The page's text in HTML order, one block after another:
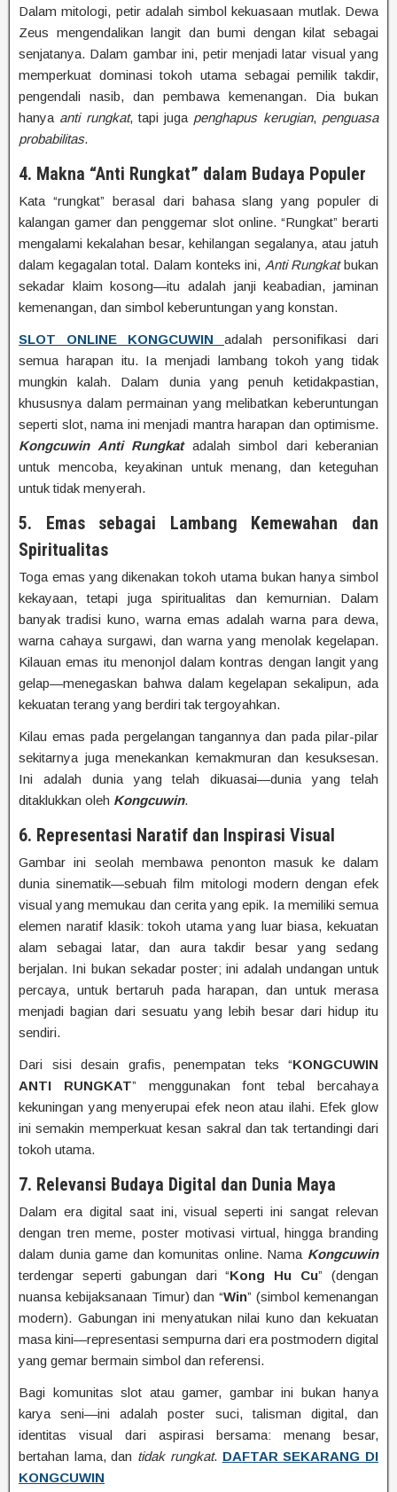
Dalam mitologi, petir adalah simbol kekuasaan mutlak. Dewa
Zeus mengendalikan langit dan bumi dengan kilat sebagai
senjatanya. Dalam gambar ini, petir menjadi latar visual yang
memperkuat dominasi tokoh utama sebagai pemilik takdir,
pengendali nasib, dan pembawa kemenangan. Dia bukan
hanya anti rungkat, tapi juga penghapus kerugian, penguasa
probabilitas.
4. Makna “Anti Rungkat” dalam Budaya Populer
Kata “rungkat” berasal dari bahasa slang yang populer di
kalangan gamer dan penggemar slot online. “Rungkat” berarti
mengalami kekalahan besar, kehilangan segalanya, atau jatuh
dalam kegagalan total. Dalam konteks ini, Anti Rungkatbukan
sekadar klaim kosong—itu adalah janji keabadian, jaminan
kemenangan, dan simbol keberuntungan yang konstan.
SLOT ONLINE KONGCUWIN adalah personifikasi dari
semua harapan itu. Ia menjadi lambang tokoh yang tidak
mungkin kalah. Dalam dunia yang penuh ketidakpastian,
khususnya dalam permainan yang melibatkan keberuntungan
seperti slot, nama ini menjadi mantra harapan dan optimisme.
Kongcuwin Anti Rungkatadalah simbol dari keberanian
untuk mencoba, keyakinan untuk menang, dan keteguhan
untuk tidak menyerah.
5. Emas sebagai Lambang Kemewahan dan
Spiritualitas
Toga emas yang dikenakan tokoh utama bukan hanya simbol
kekayaan, tetapi juga spiritualitas dan kemurnian. Dalam
banyak tradisi kuno, warna emas adalah warna para dewa,
warna cahaya surgawi, dan warna yang menolak kegelapan.
Kilauan emas itu menonjol dalam kontras dengan langit yang
gelap—menegaskan bahwa dalam kegelapan sekalipun, ada
kekuatan terang yang berdiri tak tergoyahkan.
Kilau emas pada pergelangan tangannya dan pada pilar-pilar
sekitarnya juga menekankan kemakmuran dan kesuksesan.
Ini adalah dunia yang telah dikuasai—dunia yang telah
ditaklukkan oleh Kongcuwin.
6. Representasi Naratif dan Inspirasi Visual
Gambar ini seolah membawa penonton masuk ke dalam
dunia sinematik—sebuah film mitologi modern dengan efek
visual yang memukau dan cerita yang epik. Ia memiliki semua
elemen naratif klasik: tokoh utama yang luar biasa, kekuatan
alam sebagai latar, dan aura takdir besar yang sedang
berjalan. Ini bukan sekadar poster; ini adalah undangan untuk
percaya, untuk bertaruh pada harapan, dan untuk merasa
menjadi bagian dari sesuatu yang lebih besar dari hidup itu
sendiri.
Dari sisi desain grafis, penempatan teks “KONGCUWIN
ANTI RUNGKAT” menggunakan font tebal bercahaya
kekuningan yang menyerupai efek neon atau ilahi. Efek glow
ini semakin memperkuat kesan sakral dan tak tertandingi dari
tokoh utama.
7. Relevansi Budaya Digital dan Dunia Maya
Dalam era digital saat ini, visual seperti ini sangat relevan
dengan tren meme, poster motivasi virtual, hingga branding
dalam dunia game dan komunitas online. Nama Kongcuwin
terdengar seperti gabungan dari “Kong Hu Cu” (dengan
nuansa kebijaksanaan Timur) dan “Win” (simbol kemenangan
modern). Gabungan ini menyatukan nilai kuno dan kekuatan
masa kini—representasi sempurna dari era postmodern digital
yang gemar bermain simbol dan referensi.
Bagi komunitas slot atau gamer, gambar ini bukan hanya
karya seni—ini adalah poster suci, talisman digital, dan
identitas visual dari aspirasi bersama: menang besar,
bertahan lama, dan tidak rungkat. DAFTAR SEKARANG DI
KONGCUWIN